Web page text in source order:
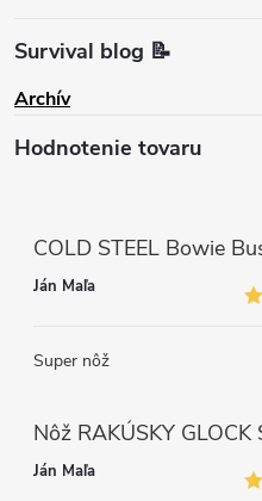
Survival blog 📝
Archív
Hodnotenie tovaru
COLD STEEL Bowie
Ján Maľa
Super nôž
Ján Maľa